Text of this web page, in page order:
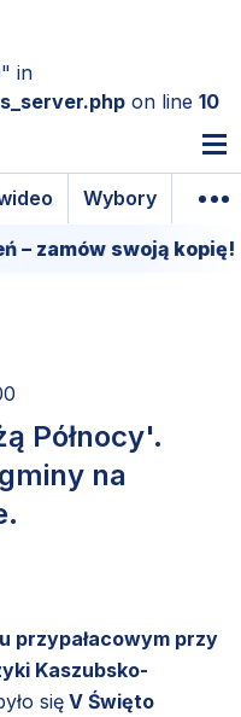
in
on line 10
Wybory
swoją kopię!
Północy'.
na
przypałacowym przy
Kaszubsko-
sięV Święto